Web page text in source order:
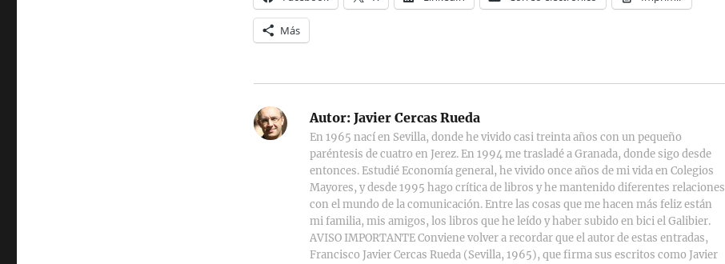
Más
Autor:Javier Cercas Rueda
En 1965 nací en Sevilla, donde he vivido casi treinta años con un pequeño
paréntesis de cuatro en Jerez. En 1994 me trasladé a Granada, donde sigo desde
entonces. Estudié Economía general, he vivido once años de mi vida en Colegios
Mayores, y desde 1995 hago crítica de libros y he mantenido diferentes relaciones
con el mundo de la comunicación. Entre las cosas que me hacen más feliz están
mi familia, mis amigos, los libros que he leído y haber subido en bici el Galibier.
AVISO IMPORTANTE Conviene volver a recordar que el autor de estas entradas,
Francisco Javier Cercas Rueda (Sevilla, 1965), que firma sus escritos como Javier